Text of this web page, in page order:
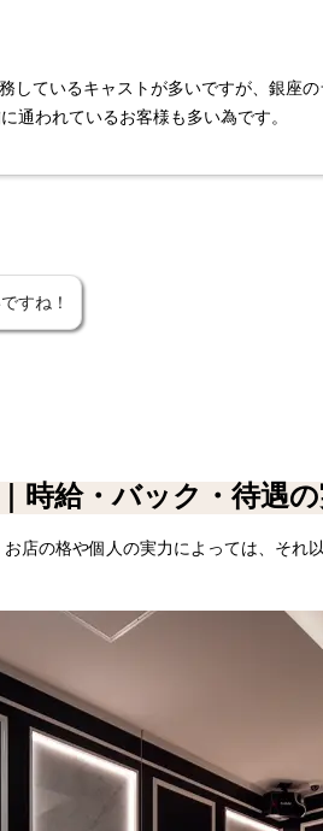
ているキャストが多いですが、銀座
通われているお客様も多い為です。
すね！
時給・バック・待遇
店の格や個人の実力によっては、それ